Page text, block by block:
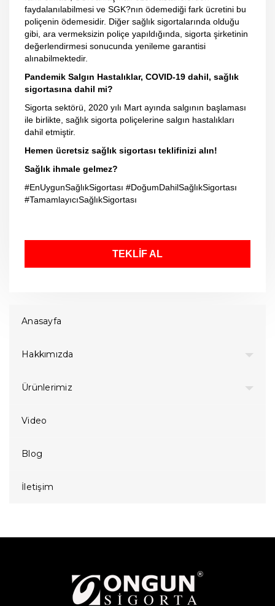
faydalanılabilmesi ve SGK?nın ödemediği fark ücretini bu
poliçenin ödemesidir. Diğer sağlık sigortalarında olduğu
gibi, ara vermeksizin poliçe yapıldığında, sigorta şirketinin
değerlendirmesi sonucunda yenileme garantisi
alınabilmektedir.
Pandemik Salgın Hastalıklar, COVID-19 dahil, sağlık
sigortasına dahil mi?
Sigorta sektörü, 2020 yılı Mart ayında salgının başlaması
ile birlikte, sağlık sigorta poliçelerine salgın hastalıkları
dahil etmiştir.
Hemen ücretsiz sağlık sigortası teklifinizi alın!
Sağlık ihmale gelmez?
#EnUygunSağlıkSigortası #DoğumDahilSağlıkSigortası
#TamamlayıcıSağlıkSigortası
TEKLİF AL
Anasayfa
Hakkımızda
Ürünlerimiz
Video
Blog
İletişim